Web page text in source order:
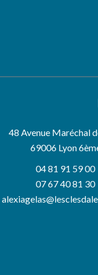
48 Avenue Maréchal
69006Lyon
04 81 91 59 00
07 67 40 81 30